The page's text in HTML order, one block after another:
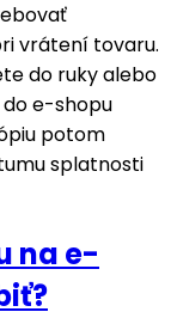
vrátení tovaru.
do ruky alebo
e-shopu
potom
splatnosti
na e-